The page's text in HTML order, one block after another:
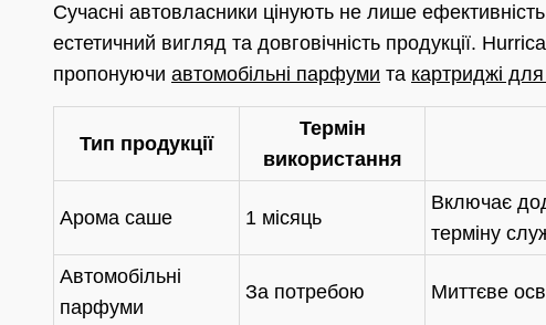
Сучасні автовласники цінують не лише
естетичний вигляд та довговічність продукції.
пропонуючи автомобільні парфуми та картриджі
Тип продукції
Термін
використання
Арома саше 1 місяць
Включає
терміну
Автомобільні
парфуми
За потребою Миттєве